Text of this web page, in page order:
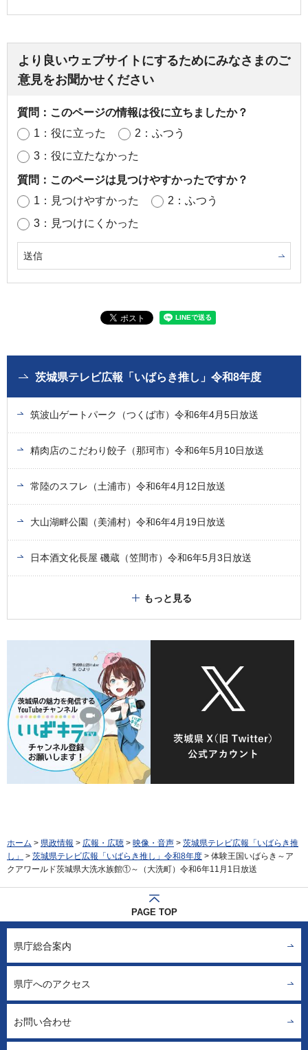
より良いウェブサイトにするためにみなさまのご
意見をお聞かせください
質問：このページの情報は役に立ちましたか？
1：役に立った
2：ふつう
3：役に立たなかった
質問：このページは見つけやすかったですか？
1：見つけやすかった
2：ふつう
3：見つけにくかった
茨城県テレビ広報「いばらき推し」令和8年度
筑波山ゲートパーク（つくば市）令和6年4月5日放送
精肉店のこだわり餃子（那珂市）令和6年5月10日放送
常陸のスフレ（土浦市）令和6年4月12日放送
大山湖畔公園（美浦村）令和6年4月19日放送
日本酒文化長屋 磯蔵（笠間市）令和6年5月3日放送
もっと見る
ホーム > 県政情報 > 広報・広聴 > 映像・音声 > 茨城県テレビ広報「いばらき推
し」
> 茨城県テレビ広報「いばらき推し」令和8年度 > 体験王国いばらき～ア
クアワールド茨城県大洗水族館①～（大洗町）令和6年11月1日放送
PAGE TOP
県庁総合案内
県庁へのアクセス
お問い合わせ